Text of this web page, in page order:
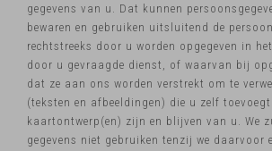
gegevens van u. Dat kunnen
bewaren en gebruiken uitsluitend de
rechtstreeks door u worden opgegeven in
door u gevraagde dienst, of waarvan bij
dat ze aan ons worden verstrekt om te
(teksten en afbeeldingen) die u zelf
kaartontwerp(en) zijn en blijven van u. We
gegevens niet gebruiken tenzij we daarvoor